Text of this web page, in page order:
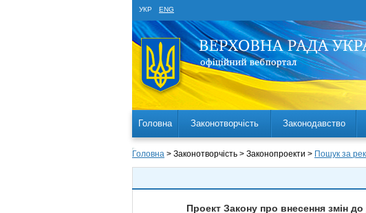
УКР ENG
Головна Законотворчість Законодавство
Головна > Законотворчість > Законопроекти > Пошук за
Проект Закону про внесення змін до